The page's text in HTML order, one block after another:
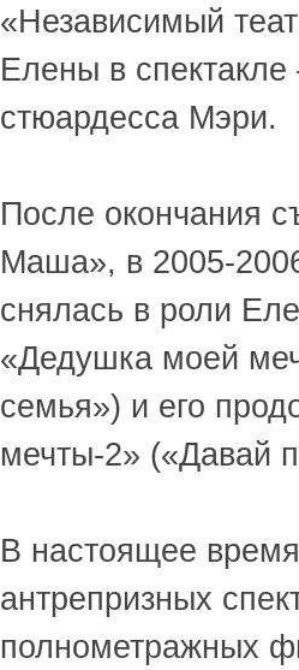
«Независимый
Елены в
стюардесса Мэри.
После окончания
Маша», в 2005-
снялась в роли
«Дедушка моей
семья») и его
мечты-2» («Давай
В настоящее
антрепризных
полнометражных